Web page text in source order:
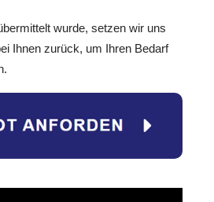
wurde, setzen wir uns
Ihnen zurück, um Ihren Bedarf